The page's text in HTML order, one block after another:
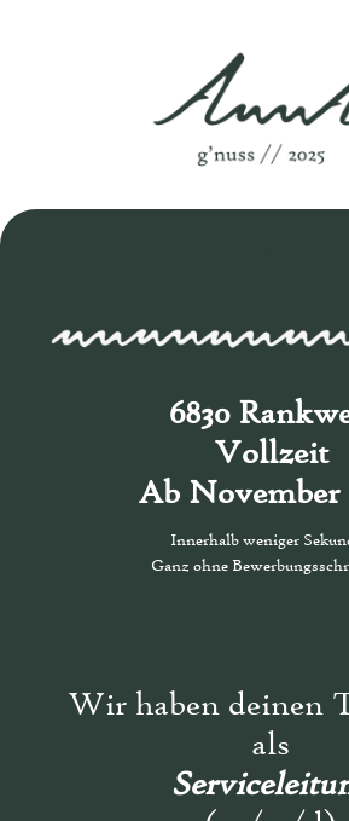
6830
Vollzeit
Ab November
Innerhalb weniger
Ganz ohne
Wir haben deinen
als